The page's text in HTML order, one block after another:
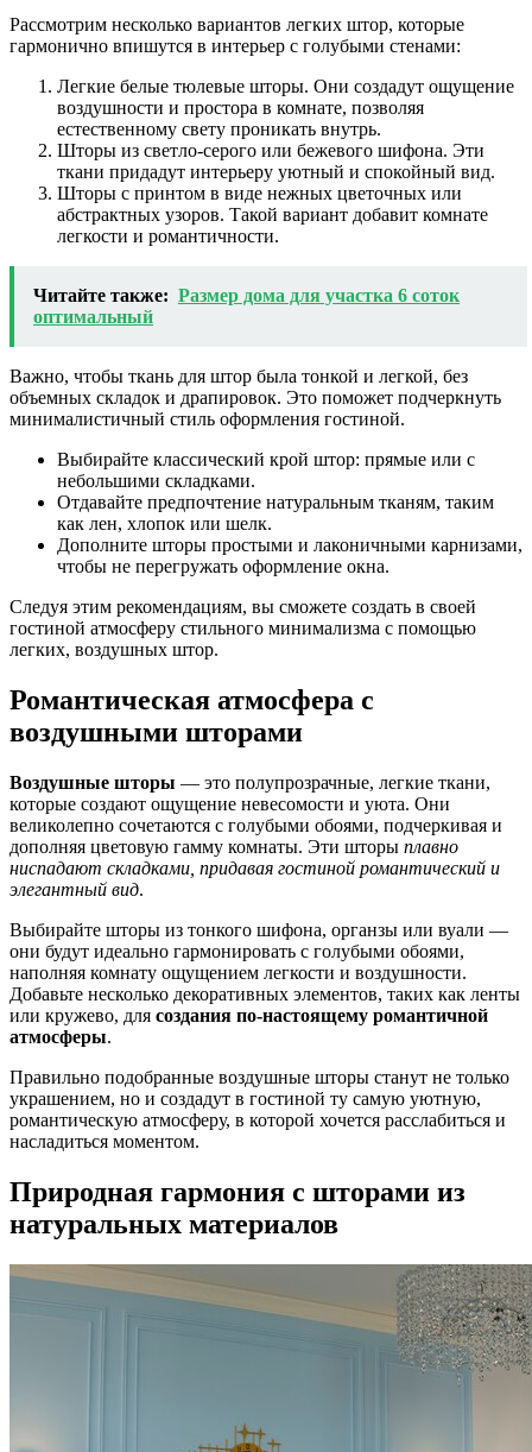
Рассмотрим несколько вариантов легких штор, которые
гармонично впишутся в интерьер с голубыми стенами:
Легкие белые тюлевые шторы. Они создадут ощущение
воздушности и простора в комнате, позволяя
естественному свету проникать внутрь.
Шторы из светло-серого или бежевого шифона. Эти
ткани придадут интерьеру уютный и спокойный вид.
Шторы с принтом в виде нежных цветочных или
абстрактных узоров. Такой вариант добавит комнате
легкости и романтичности.
Читайте также: Размер дома для участка 6 соток
оптимальный
Важно, чтобы ткань для штор была тонкой и легкой, без
объемных складок и драпировок. Это поможет подчеркнуть
минималистичный стиль оформления гостиной.
Выбирайте классический крой штор: прямые или с
небольшими складками.
Отдавайте предпочтение натуральным тканям, таким
как лен, хлопок или шелк.
Дополните шторы простыми и лаконичными карнизами,
чтобы не перегружать оформление окна.
Следуя этим рекомендациям, вы сможете создать в своей
гостиной атмосферу стильного минимализма с помощью
легких, воздушных штор.
Романтическая атмосфера с
воздушными шторами
Воздушные шторы — это полупрозрачные, легкие ткани,
которые создают ощущение невесомости и уюта. Они
великолепно сочетаются с голубыми обоями, подчеркивая и
дополняя цветовую гамму комнаты. Эти шторы плавно
ниспадают складками, придавая гостиной романтический и
элегантный вид.
Выбирайте шторы из тонкого шифона, органзы или вуали —
они будут идеально гармонировать с голубыми обоями,
наполняя комнату ощущением легкости и воздушности.
Добавьте несколько декоративных элементов, таких как ленты
или кружево, для создания по-настоящему романтичной
атмосферы.
Правильно подобранные воздушные шторы станут не только
украшением, но и создадут в гостиной ту самую уютную,
романтическую атмосферу, в которой хочется расслабиться и
насладиться моментом.
Природная гармония с шторами из
натуральных материалов